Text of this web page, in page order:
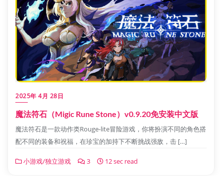
2025年 4月 28日
魔法符石（Migic Rune Stone）v0.9.20免安装中文版
魔法符石是一款动作类Rouge-lite冒险游戏，你将扮演不同的角色搭
配不同的装备和祝福，在珍宝的加持下不断挑战强敌，击 […]
小游戏/独立游戏 3 12 sec read